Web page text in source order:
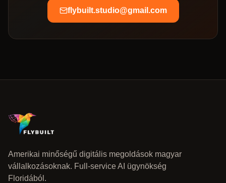
flybuilt.studio@gmail.com
Amerikai minőségű digitális megoldások magyar
vállalkozásoknak. Full-service AI ügynökség
Floridából.